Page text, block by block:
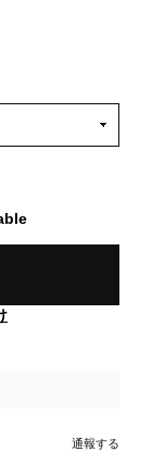
通報する